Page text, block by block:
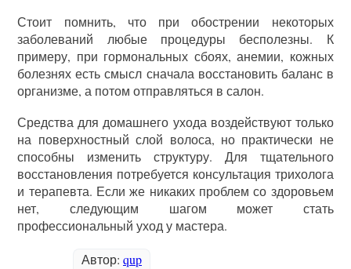
Стоит помнить, что при обострении некоторых
заболеваний любые процедуры бесполезны. К
примеру, при гормональных сбоях, анемии, кожных
болезнях есть смысл сначала восстановить баланс в
организме, а потом отправляться в салон.
Средства для домашнего ухода воздействуют только
на поверхностный слой волоса, но практически не
способны изменить структуру. Для тщательного
восстановления потребуется консультация трихолога
и терапевта. Если же никаких проблем со здоровьем
нет, следующим шагом может стать
профессиональный уход у мастера.
Автор: qup